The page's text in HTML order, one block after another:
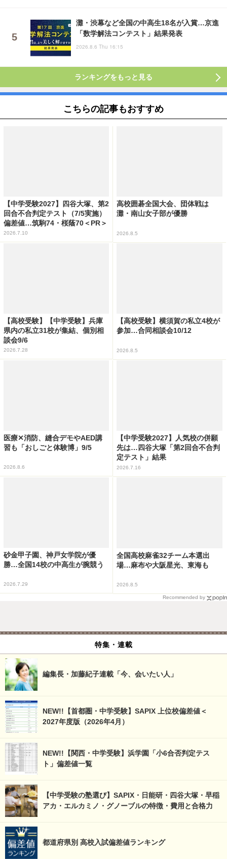
灘・渋幕など全国の中高生18名が入賞…京進
「数学解法コンテスト」結果発表
2026.8.6 Thu 16:15
ランキングをもっと見る
こちらの記事もおすすめ
【中学受験2027】四谷大塚、第2
回合不合判定テスト（7/5実施）
偏差値…筑駒74・桜蔭70＜PR＞
2026.7.10
高校囲碁全国大会、団体戦は
灘・南山女子部が優勝
2026.8.5
【高校受験】【中学受験】兵庫
県内の私立31校が集結、個別相
談会9/6
2026.7.28
【高校受験】横須賀の私立4校が
参加…合同相談会10/12
2026.8.5
医療✕消防、縫合デモやAED講
習も「おしごと体験博」9/5
2026.8.6
【中学受験2027】人気校の併願
先は…四谷大塚「第2回合不合判
定テスト」結果
2026.7.16
砂金甲子園、神戸女学院が優
勝…全国14校の中高生が腕競う
2026.7.29
全国高校麻雀32チーム本選出
場…麻布や大阪星光、東海も
2026.8.5
Recommended by
特集・連載
編集長・加藤紀子連載「今、会いたい人」
NEW!!【首都圏・中学受験】SAPIX 上位校偏差値＜
2027年度版（2026年4月）
NEW!!【関西・中学受験】浜学園「小6合否判定テス
ト」偏差値一覧
【中学受験の塾選び】SAPIX・日能研・四谷大塚・早稲
アカ・エルカミノ・グノーブルの特徴・費用と合格力
都道府県別 高校入試偏差値ランキング